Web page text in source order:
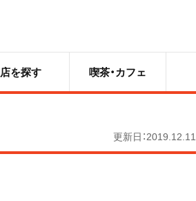
店を探す 喫茶・カフェ
更新日：2019.12.11